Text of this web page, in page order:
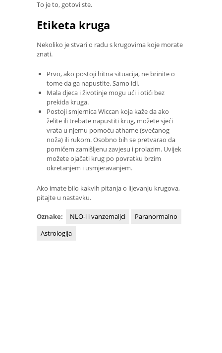
To je to, gotovi ste.
Etiketa kruga
Nekoliko je stvari o radu s krugovima koje morate
znati.
Prvo, ako postoji hitna situacija, ne brinite o
tome da ga napustite. Samo idi.
Mala djeca i životinje mogu ući i otići bez
prekida kruga.
Postoji smjernica Wiccan koja kaže da ako
želite ili trebate napustiti krug, možete sjeći
vrata u njemu pomoću athame (svečanog
noža) ili rukom. Osobno bih se pretvarao da
pomičem zamišljenu zavjesu i prolazim. Uvijek
možete ojačati krug po povratku brzim
okretanjem i usmjeravanjem.
Ako imate bilo kakvih pitanja o lijevanju krugova,
pitajte u nastavku.
Oznake: NLO-i i vanzemaljci
Paranormalno
Astrologija